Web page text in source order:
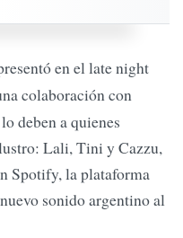
en el late night
colaboración con
deben a quienes
Lali, Tini y Cazzu,
Spotify, la plataforma
sonido argentino al